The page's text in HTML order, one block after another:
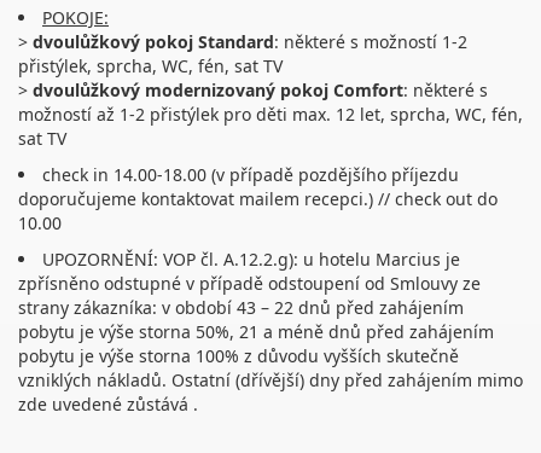
POKOJE:
> dvoulůžkový pokoj Standard: některé s možností 1-2
přistýlek, sprcha, WC, fén, sat TV
> dvoulůžkový modernizovaný pokoj Comfort: některé s
možností až 1-2 přistýlek pro děti max. 12 let, sprcha, WC, fén,
sat TV
check in 14.00-18.00 (v případě pozdějšího příjezdu
doporučujeme kontaktovat mailem recepci.) // check out do
10.00
UPOZORNĚNÍ: VOP čl. A.12.2.g): u hotelu Marcius je
zpřísněno odstupné v případě odstoupení od Smlouvy ze
strany zákazníka: v období 43 – 22 dnů před zahájením
pobytu je výše storna 50%, 21 a méně dnů před zahájením
pobytu je výše storna 100% z důvodu vyšších skutečně
vzniklých nákladů. Ostatní (dřívější) dny před zahájením mimo
zde uvedené zůstává .